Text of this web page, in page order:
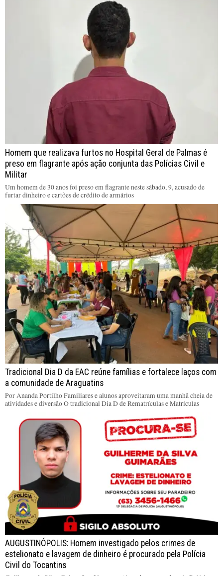
Homem que realizava furtos no Hospital Geral de Palmas é
preso em flagrante após ação conjunta das Polícias Civil e
Militar
Um homem de 30 anos foi preso em flagrante neste sábado, 9, acusado de
furtar dinheiro e cartões de crédito de armários
Tradicional Dia D da EAC reúne famílias e fortalece laços com
a comunidade de Araguatins
Por Ananda Portilho Familiares e alunos aproveitaram uma manhã cheia de
atividades e diversão O tradicional Dia D de Rematrículas e Matrículas
AUGUSTINÓPOLIS: Homem investigado pelos crimes de
estelionato e lavagem de dinheiro é procurado pela Polícia
Civil do Tocantins